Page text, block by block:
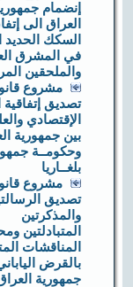
إنضمام
العراق الى
السكك الحديد
في المشرق
والملحقين
مشروع
تصديق إتفاقية
الإقتصادي
بين جمهورية
وحكومــة
بلغــاريا
مشروع
تصديق
والمذكرتين
المتبادلتين
المناقشات
بالقرض
جمهورية